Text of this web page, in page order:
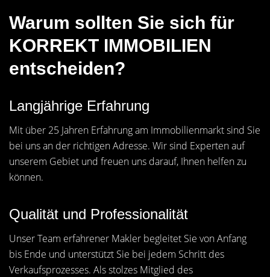
Warum sollten Sie sich für
KORREKT IMMOBILIEN
entscheiden?
Langjährige Erfahrung
Mit über 25 Jahren Erfahrung am Immobilienmarkt sind Sie
bei uns an der richtigen Adresse. Wir sind Experten auf
unserem Gebiet und freuen uns darauf, Ihnen helfen zu
können.
Qualität und Professionalität
Unser Team erfahrener Makler begleitet Sie von Anfang
bis Ende und unterstützt Sie bei jedem Schritt des
Verkaufsprozesses. Als stolzes Mitglied des